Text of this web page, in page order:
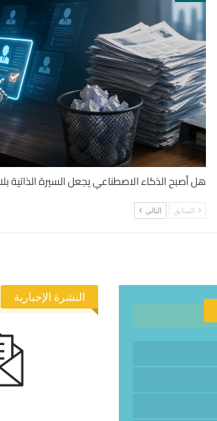
هل أصبح الذكاء الاصطناعي يجعل السيرة الذاتية
السابق التالي
النشرة الإخبارية